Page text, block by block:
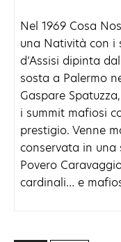
Nel 1969 Cosa
una Natività con i
d’Assisi dipinta
sosta a Palermo
Gaspare
i summit mafiosi
prestigio. Venne
conservata in una
Povero
cardinali… e